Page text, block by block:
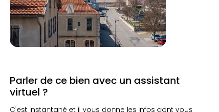
Parler de ce bien avec un assistant
virtuel ?
C'est instantané et il vous donne les infos dont vous